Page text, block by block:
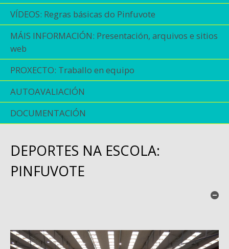
VÍDEOS: Regras básicas do Pinfuvote
MÁIS INFORMACIÓN: Presentación, arquivos e sitios
web
PROXECTO: Traballo en equipo
AUTOAVALIACIÓN
DOCUMENTACIÓN
DEPORTES NA ESCOLA:
PINFUVOTE